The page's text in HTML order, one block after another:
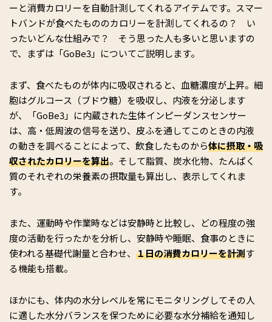
ーと消費カロリーを自動計測してくれるアイテムです。スマー
トバンドが食べたもののカロリーを計測してくれるの？ い
ったいどんな仕組みで？ そう思った人も多いと思いますの
で、まずは「GoBe3」についてご説明します。
まず、食べたものが体内に吸収されると、血糖濃度が上昇。細
胞はグルコース（ブドウ糖）を吸収し、内液を分泌します
が、「GoBe3」に内蔵された生体インピーダンスセンサー
は、高・低周波の信号を送り、皮ふを通してこのときの内液
の動きを調べることによって、飲食したものから体に摂取・吸
収されたカロリーを算出。そして脂質、炭水化物、たんぱく
質のそれぞれの栄養素の摂取量も算出し、表示してくれま
す。
また、運動時や作業時などは安静時と比較し、どの程度の強
度の活動を行ったかを分析し、安静時や睡眠、食事のときに
使われる基礎代謝量と合わせ、 １日の消費カロリーを計測す
る機能も搭載。
ほかにも、体内の水分レベルを常にモニタリングしてその人
に適した水分バランスを保つために必要な水分補給を通知し